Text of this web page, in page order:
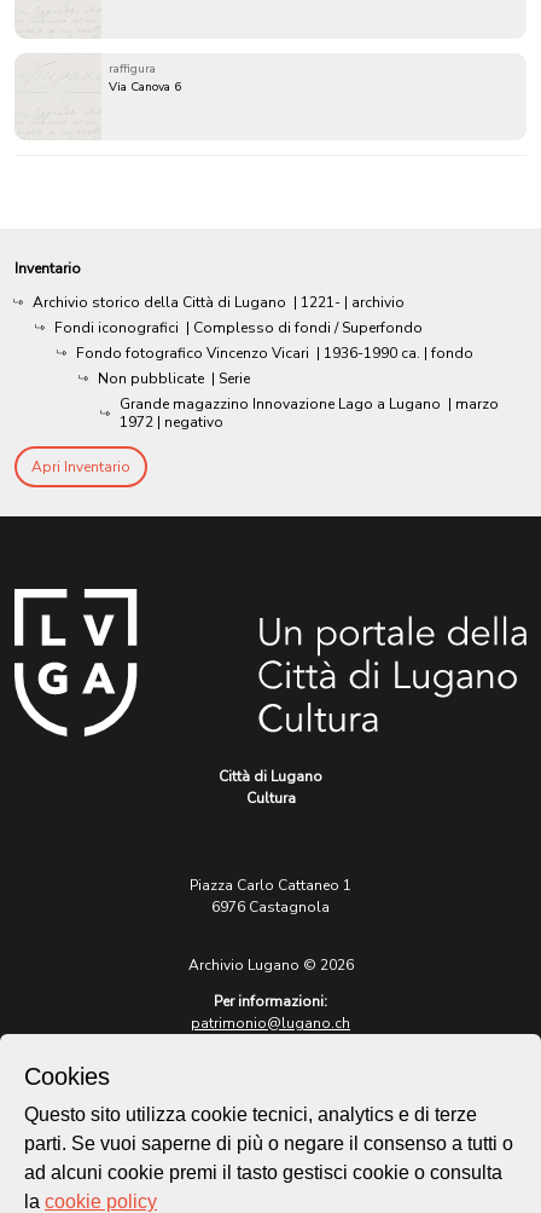
raffigura
Via Canova 6
Inventario
Archivio storico della Città di Lugano | 1221- | archivio
Fondi iconografici | Complesso di fondi / Superfondo
Fondo fotografico Vincenzo Vicari | 1936-1990 ca. | fondo
Non pubblicate | Serie
Grande magazzino Innovazione Lago a Lugano | marzo
1972 | negativo
Apri Inventario
Città di Lugano
Cultura
Piazza Carlo Cattaneo 1
6976 Castagnola
Archivio Lugano © 2026
Per informazioni:
patrimonio@lugano.ch
lugano.ch
Cookie policy
Cookies
Questo sito utilizza cookie tecnici, analytics e di terze
parti. Se vuoi saperne di più o negare il consenso a tutti o
ad alcuni cookie premi il tasto gestisci cookie o consulta
la cookie policy